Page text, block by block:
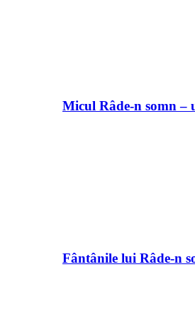
Micul Râde-n somn –
Fântânile lui Râde-n